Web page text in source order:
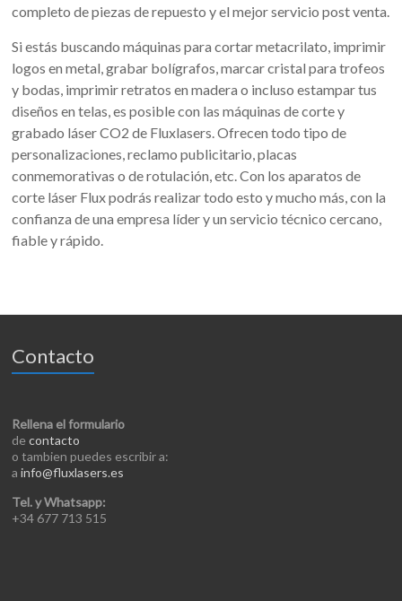
completo de piezas de repuesto y el mejor servicio post venta.
Si estás buscando máquinas para cortar metacrilato, imprimir
logos en metal, grabar bolígrafos, marcar cristal para trofeos
y bodas, imprimir retratos en madera o incluso estampar tus
diseños en telas, es posible con las máquinas de corte y
grabado láser CO2 de Fluxlasers. Ofrecen todo tipo de
personalizaciones, reclamo publicitario, placas
conmemorativas o de rotulación, etc. Con los aparatos de
corte láser Flux podrás realizar todo esto y mucho más, con la
confianza de una empresa líder y un servicio técnico cercano,
fiable y rápido.
Contacto
Rellena el formulario
decontacto
o tambien puedes escribir a:
ainfo@fluxlasers.es
Tel. y Whatsapp:
+34 677 713 515